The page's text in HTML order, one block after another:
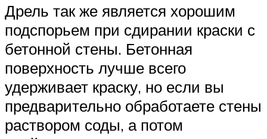
Дрель так же является хорошим
подспорьем при сдирании краски с
бетонной стены. Бетонная
поверхность лучше всего
удерживает краску, но если вы
предварительно обработаете стены
раствором соды, а потом